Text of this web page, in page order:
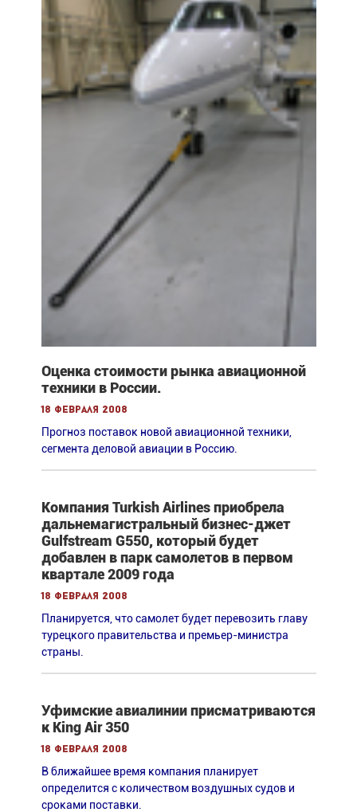
Оценка стоимости рынка авиационной
техники в России.
18 февраля 2008
Прогноз поставок новой авиационной техники,
сегмента деловой авиации в Россию.
Компания Turkish Airlines приобрела
дальнемагистральный бизнес-джет
Gulfstream G550, который будет
добавлен в парк самолетов в первом
квартале 2009 года
18 февраля 2008
Планируется, что самолет будет перевозить главу
турецкого правительства и премьер-министра
страны.
Уфимские авиалинии присматриваются
к King Air 350
18 февраля 2008
В ближайшее время компания планирует
определится с количеством воздушных судов и
сроками поставки.